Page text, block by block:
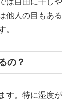
他人の目もある
。
の？
す。特に湿度が